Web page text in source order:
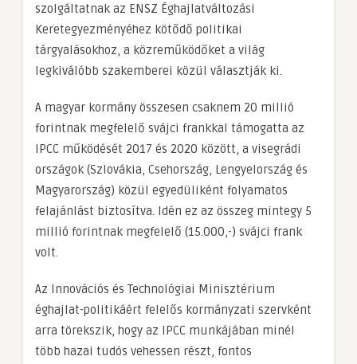
szolgáltatnak az ENSZ Éghajlatváltozási
Keretegyezményéhez kötődő politikai
tárgyalásokhoz, a közreműködőket a világ
legkiválóbb szakemberei közül választják ki.
A magyar kormány összesen csaknem 20 millió
forintnak megfelelő svájci frankkal támogatta az
IPCC működését 2017 és 2020 között, a visegrádi
országok (Szlovákia, Csehország, Lengyelország és
Magyarország) közül egyedüliként folyamatos
felajánlást biztosítva. Idén ez az összeg mintegy 5
millió forintnak megfelelő (15.000,-) svájci frank
volt.
Az Innovációs és Technológiai Minisztérium
éghajlat-politikáért felelős kormányzati szervként
arra törekszik, hogy az IPCC munkájában minél
több hazai tudós vehessen részt, fontos